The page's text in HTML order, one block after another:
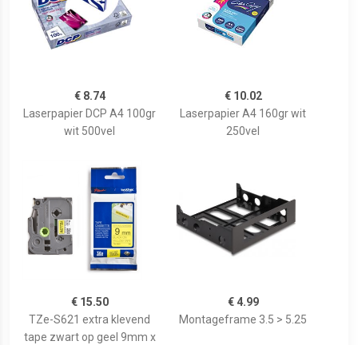
€ 8.74
Laserpapier DCP A4 100gr
wit 500vel
€ 10.02
Laserpapier A4 160gr wit
250vel
€ 15.50
TZe-S621 extra klevend
tape zwart op geel 9mm x
€ 4.99
Montageframe 3.5 > 5.25